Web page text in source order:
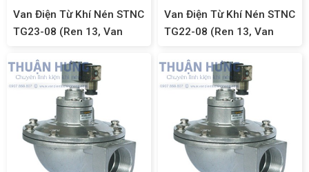
Van Điện Từ Khí Nén STNC
TG23-08 (Ren 13, Van
Van Điện Từ Khí Nén STNC
TG22-08 (Ren 13, Van